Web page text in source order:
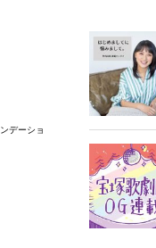
デーショ